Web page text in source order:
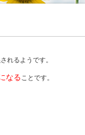
れるようです。
なる ことです。